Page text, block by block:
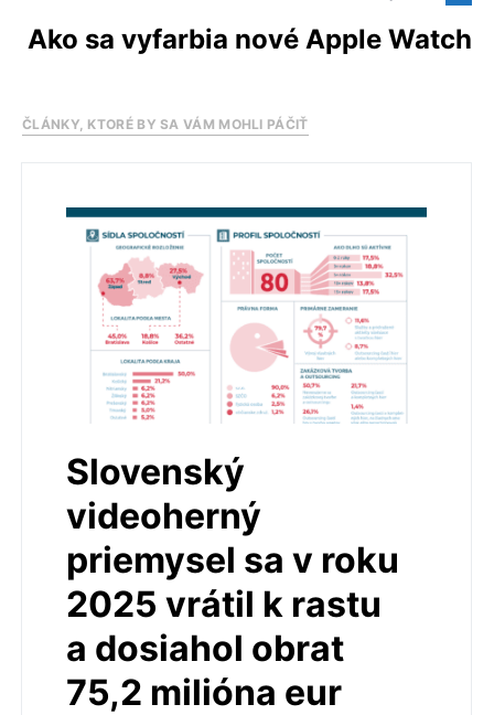
Ako sa vyfarbia nové Apple Watch
ČLÁNKY, KTORÉ BY SA VÁM MOHLI PÁČIŤ
Slovenský
videoherný
priemysel sa v roku
2025 vrátil k rastu
a dosiahol obrat
75,2 milióna eur